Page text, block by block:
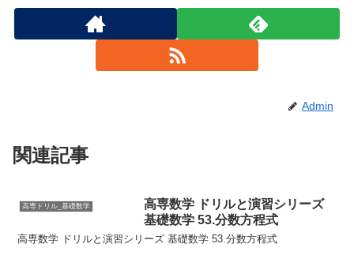
Admin
関連記事
高専ドリル_基礎数学
高専数学 ドリルと演習シリーズ
基礎数学 53.分数方程式
高専数学 ドリルと演習シリーズ 基礎数学 53.分数方程式